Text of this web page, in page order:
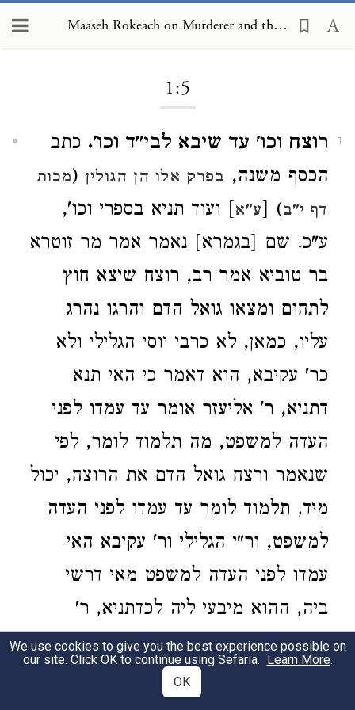
Maaseh Rokeach on Murderer and the Preservation of Life 1:5
1:5
1 רוצח וכו' עד שיבא לבי"ד וכו'. כתב
הכסף משנה, בפרק אלו הן הגולין (מכות
דף י"ב) [ע"א] ועוד תניא בספרי וכו',
ע"כ. שם [בגמרא] נאמר אמר מר זוטרא
בר טוביא אמר רב, רוצח שיצא חוץ
לתחום ומצאו גואל הדם והרגו נהרג
עליו, כמאן, לא כרבי יוסי הגלילי ולא
כר' עקיבא, הוא דאמר כי האי תנא
דתניא, ר' אליעזר אומר עד עמדו לפני
העדה למשפט, מה תלמוד לומר, לפי
שנאמר ורצח גואל הדם את הרוצח, יכול
מיד, תלמוד לומר עד עמדו לפני העדה
למשפט, ור"י הגלילי ור' עקיבא האי
עמדו לפני העדה למשפט מאי דרשי
ביה, ההוא מיבעי ליה לכדתניא, ר'
עקיבא אומר מנין לסנהדרין שראו אחד
שהרג את הנפש שאין ממיתין אותו עד
We use cookies to give you the best experience possible on
our site. Click OK to continue using Sefaria. Learn More.
OK